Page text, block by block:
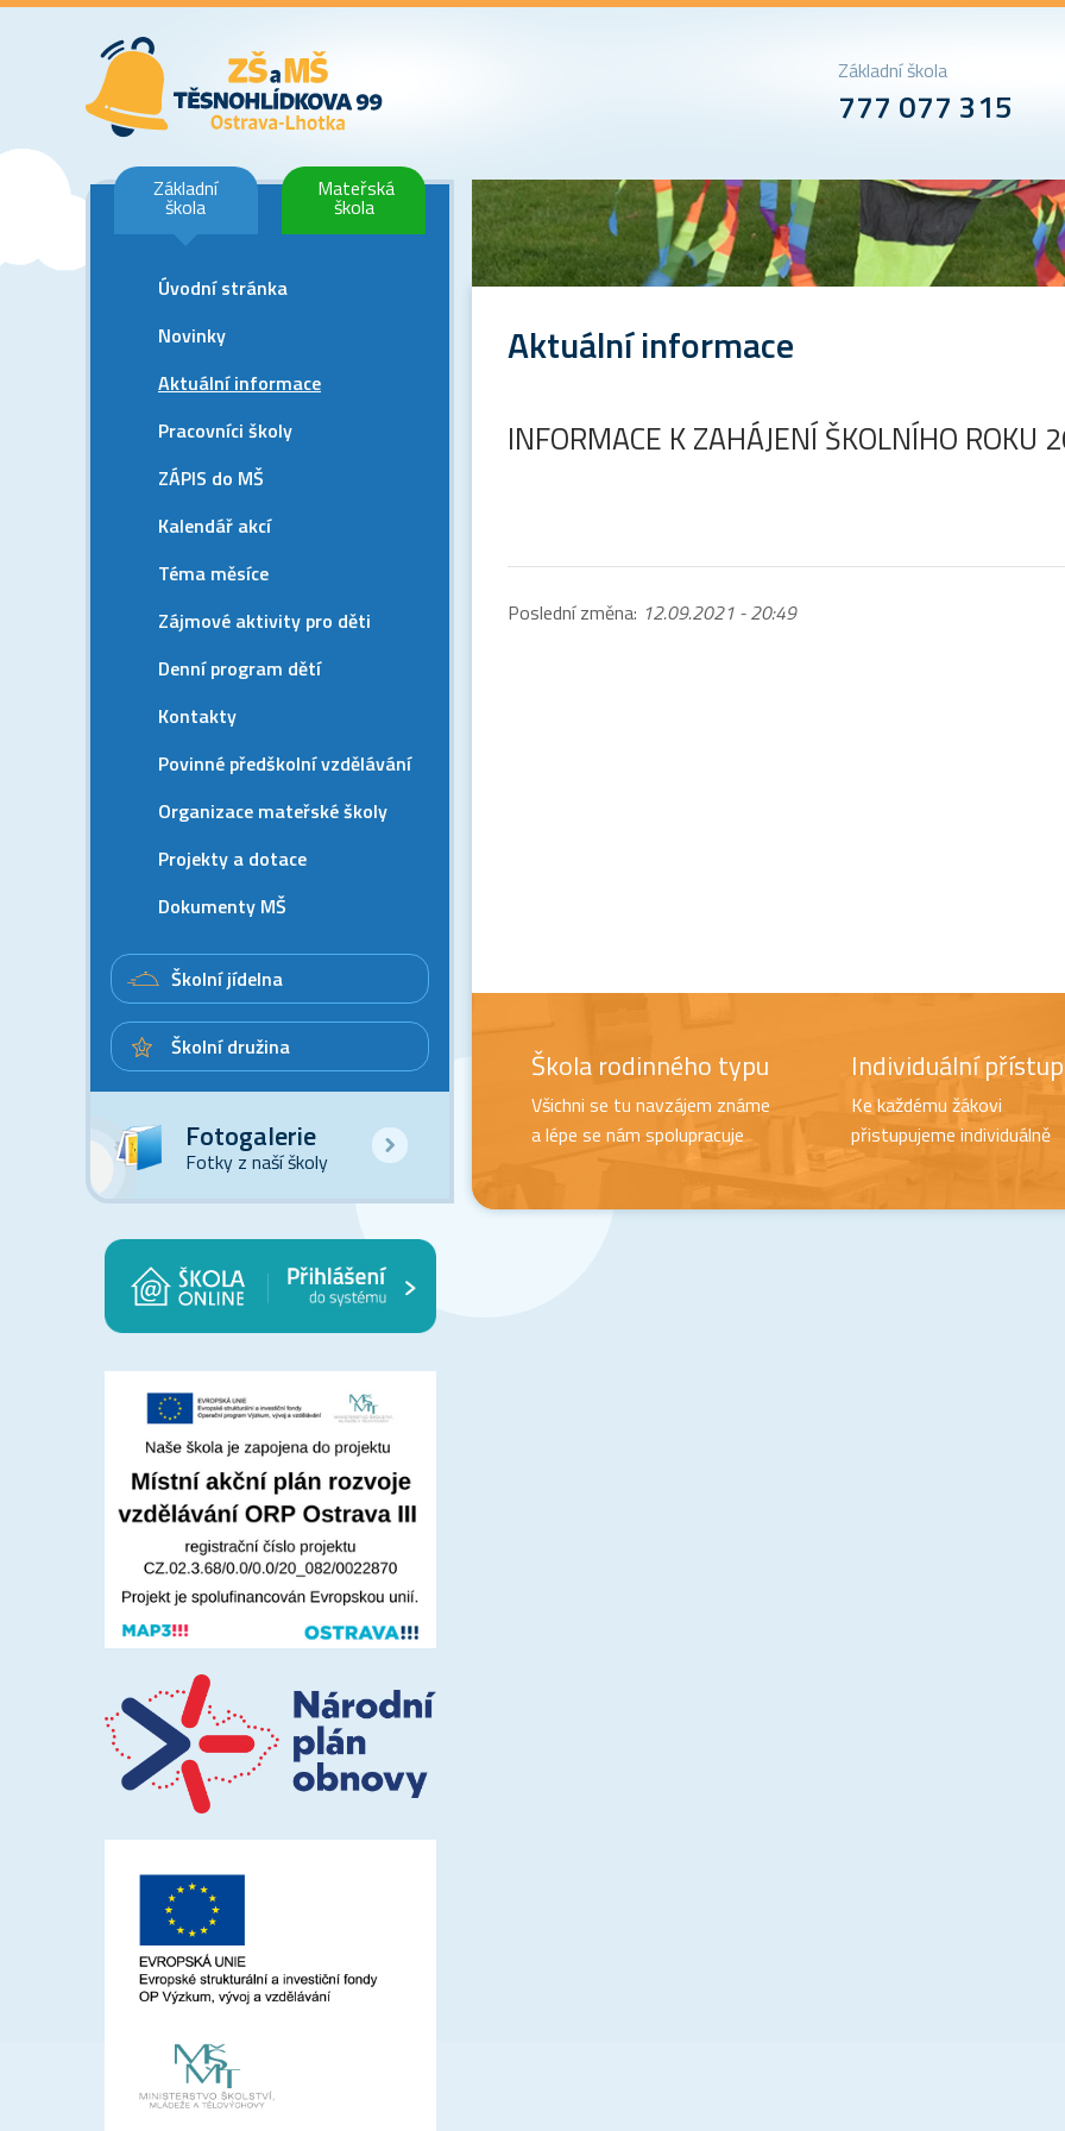
Základní škola
777 077 315
Základní
škola
Mateřská
škola
Úvodní stránka
Novinky
Aktuální informace
Pracovníci školy
ZÁPIS do MŠ
Kalendář akcí
Téma měsíce
Zájmové aktivity pro děti
Denní program dětí
Kontakty
Povinné předškolní vzdělávání
Organizace mateřské školy
Projekty a dotace
Dokumenty MŠ
Školní jídelna
Školní družina
Fotogalerie
Fotky z naší školy
Aktuální informace
INFORMACE K ZAHÁJENÍ ŠKOLNÍHO
Poslední změna: 12.09.2021 - 20:49
Škola rodinného typu
Všichni se tu navzájem známe
a lépe se nám spolupracuje
Individuální přístup
Ke každému žákovi
přistupujeme individuálně